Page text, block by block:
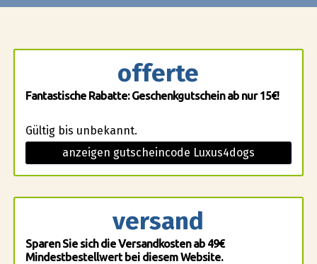
offerte
Fantastische Rabatte: Geschenkgutschein ab nur 15€!
Gültig bis unbekannt.
anzeigen gutscheincode Luxus4dogs
versand
Sparen Sie sich die Versandkosten ab 49€
Mindestbestellwert bei diesem Website.